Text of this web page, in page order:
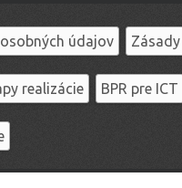
údajov
realizácie BPR pre ICT